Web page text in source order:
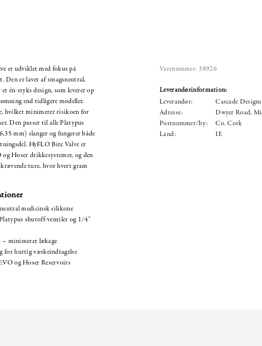
er udviklet med fokus på
er lavet af smagsneutral,
én-styks design, som leverer op
end tidligere modeller.
hvilket minimerer risikoen for
Den passer til alle Platypus
mm) slanger og fungerer både
HyFLO Bite Valve er
Hoser drikkesystemer, og den
ture, hvor hvert gram
medicinsk silikone
shutoff-ventiler og 1/4"
– minimerer lækage
for hurtig væskeindtagelse
og Hoser Reservoirs
Varenummer: 38926
Leverandørinformation:
Leverandør:
Cascade Designs
Adresse:
Dwyer Road,
Postnummer/by:
Co. Cork
Land:
IE